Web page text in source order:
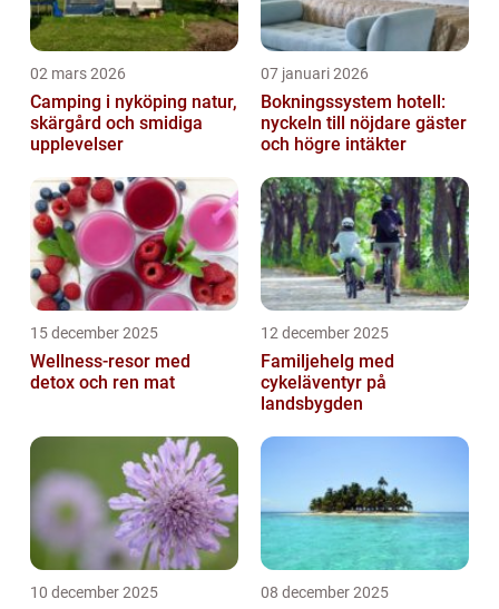
02 mars 2026
Camping i nyköping natur,
skärgård och smidiga
upplevelser
07 januari 2026
Bokningssystem hotell:
nyckeln till nöjdare gäster
och högre intäkter
15 december 2025
Wellness-resor med
detox och ren mat
12 december 2025
Familjehelg med
cykeläventyr på
landsbygden
10 december 2025 08 december 2025